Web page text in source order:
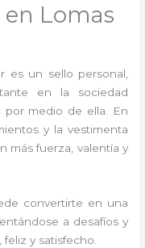
Lomas
es un sello personal,
en la sociedad
por medio de ella. En
y la vestimenta
más fuerza, valentía y
convertirte en una
a desafíos y
y satisfecho.